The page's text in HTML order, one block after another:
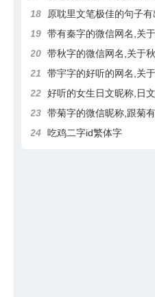
18
原耽里文笔极佳的句子有
19 带有秦字的微信网名,关
20 带秋字的微信网名,关于
21
带宇字的好听的网名,关
22 好听的女生日文昵称,日
23 带菊字的微信昵称,跟菊
24 吃鸡二字id繁体字